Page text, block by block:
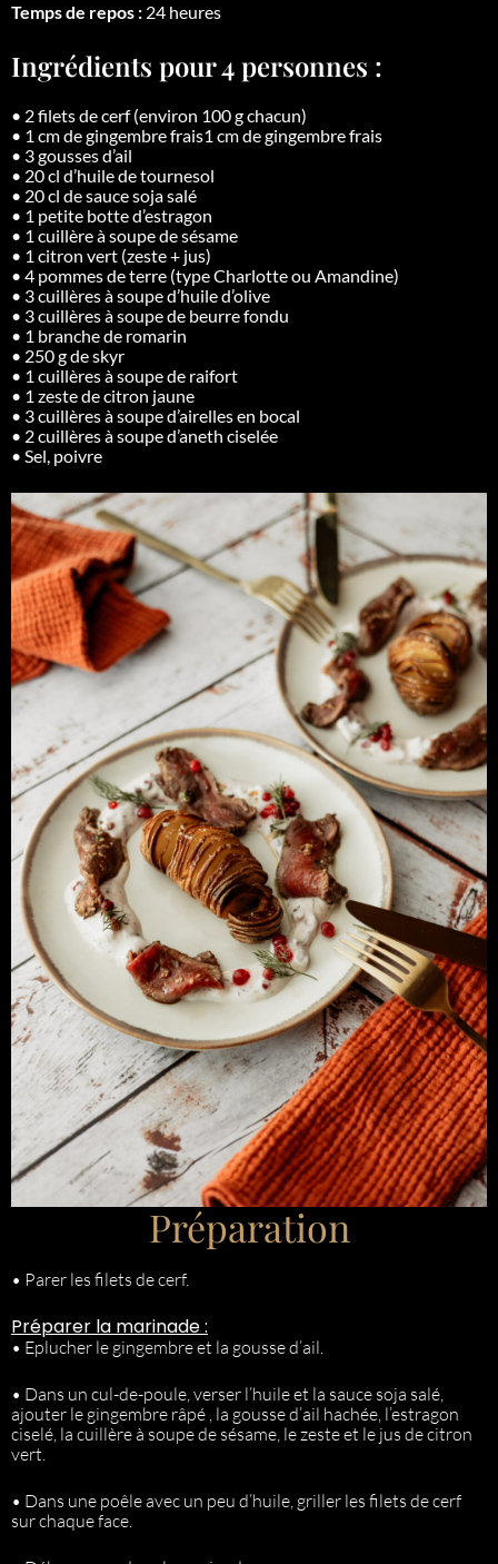
Temps de repos : 24 heures
Ingrédients pour 4 personnes :
• 2 filets de cerf (environ 100 g chacun)
• 1 cm de gingembre frais1 cm de gingembre frais
• 3 gousses d’ail
• 20 cl d’huile de tournesol
• 20 cl de sauce soja salé
• 1 petite botte d’estragon
• 1 cuillère à soupe de sésame
• 1 citron vert (zeste + jus)
• 4 pommes de terre (type Charlotte ou Amandine)
• 3 cuillères à soupe d’huile d’olive
• 3 cuillères à soupe de beurre fondu
• 1 branche de romarin
• 250 g de skyr
• 1 cuillères à soupe de raifort
• 1 zeste de citron jaune
• 3 cuillères à soupe d’airelles en bocal
• 2 cuillères à soupe d’aneth ciselée
• Sel, poivre
Préparation
• Parer les filets de cerf.
Préparer la marinade :
• Eplucher le gingembre et la gousse d’ail.
• Dans un cul-de-poule, verser l’huile et la sauce soja salé,
ajouter le gingembre râpé , la gousse d’ail hachée, l’estragon
ciselé, la cuillère à soupe de sésame, le zeste et le jus de citron
vert.
• Dans une poêle avec un peu d’huile, griller les filets de cerf
sur chaque face.